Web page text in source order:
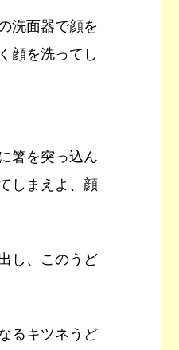
洗面器で顔を
顔を洗ってし
箸を突っ込ん
しまえよ、顔
し、このうど
るキツネうど